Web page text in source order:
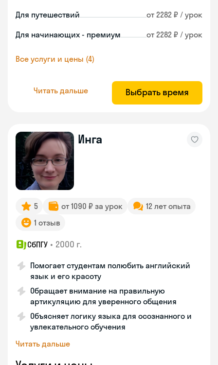
Для путешествий от 2282 ₽ / урок
Для начинающих - премиум от 2282 ₽ / урок
Все услуги и цены (4)
Читать дальше Выбрать время
Инга
5 от 1090 ₽ за урок
12 лет опыта
1 отзыв
СбПГУ • 2000 г.
Помогает студентам полюбить английский
язык и его красоту
Обращает внимание на правильную
артикуляцию для уверенного общения
Объясняет логику языка для осознанного и
увлекательного обучения
Читать дальше